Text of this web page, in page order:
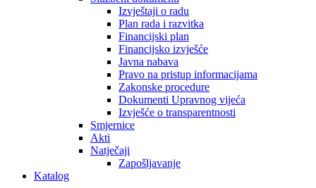
Izvještaji o radu
Plan rada i razvitka
Financijski plan
Financijsko izvješće
Javna nabava
Pravo na pristup informacijama
Zakonske procedure
Dokumenti Upravnog vijeća
Izvješće o transparentnosti
Smjernice
Akti
Natječaji
Zapošljavanje
Katalog